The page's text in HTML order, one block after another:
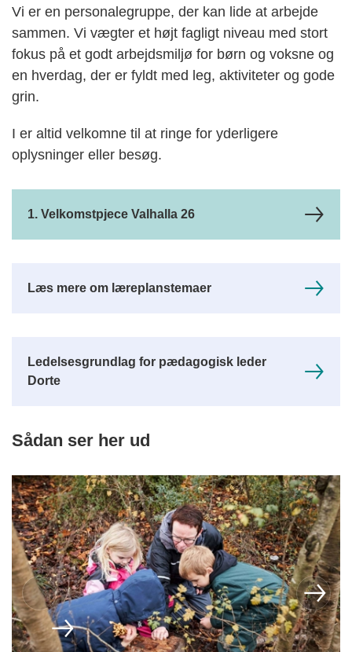
Vi er en personalegruppe, der kan lide at arbejde
sammen. Vi vægter et højt fagligt niveau med stort
fokus på et godt arbejdsmiljø for børn og voksne og
en hverdag, der er fyldt med leg, aktiviteter og gode
grin.
I er altid velkomne til at ringe for yderligere
oplysninger eller besøg.
1. Velkomstpjece Valhalla 26
Læs mere om læreplanstemaer
Ledelsesgrundlag for pædagogisk leder
Dorte
Sådan ser her ud